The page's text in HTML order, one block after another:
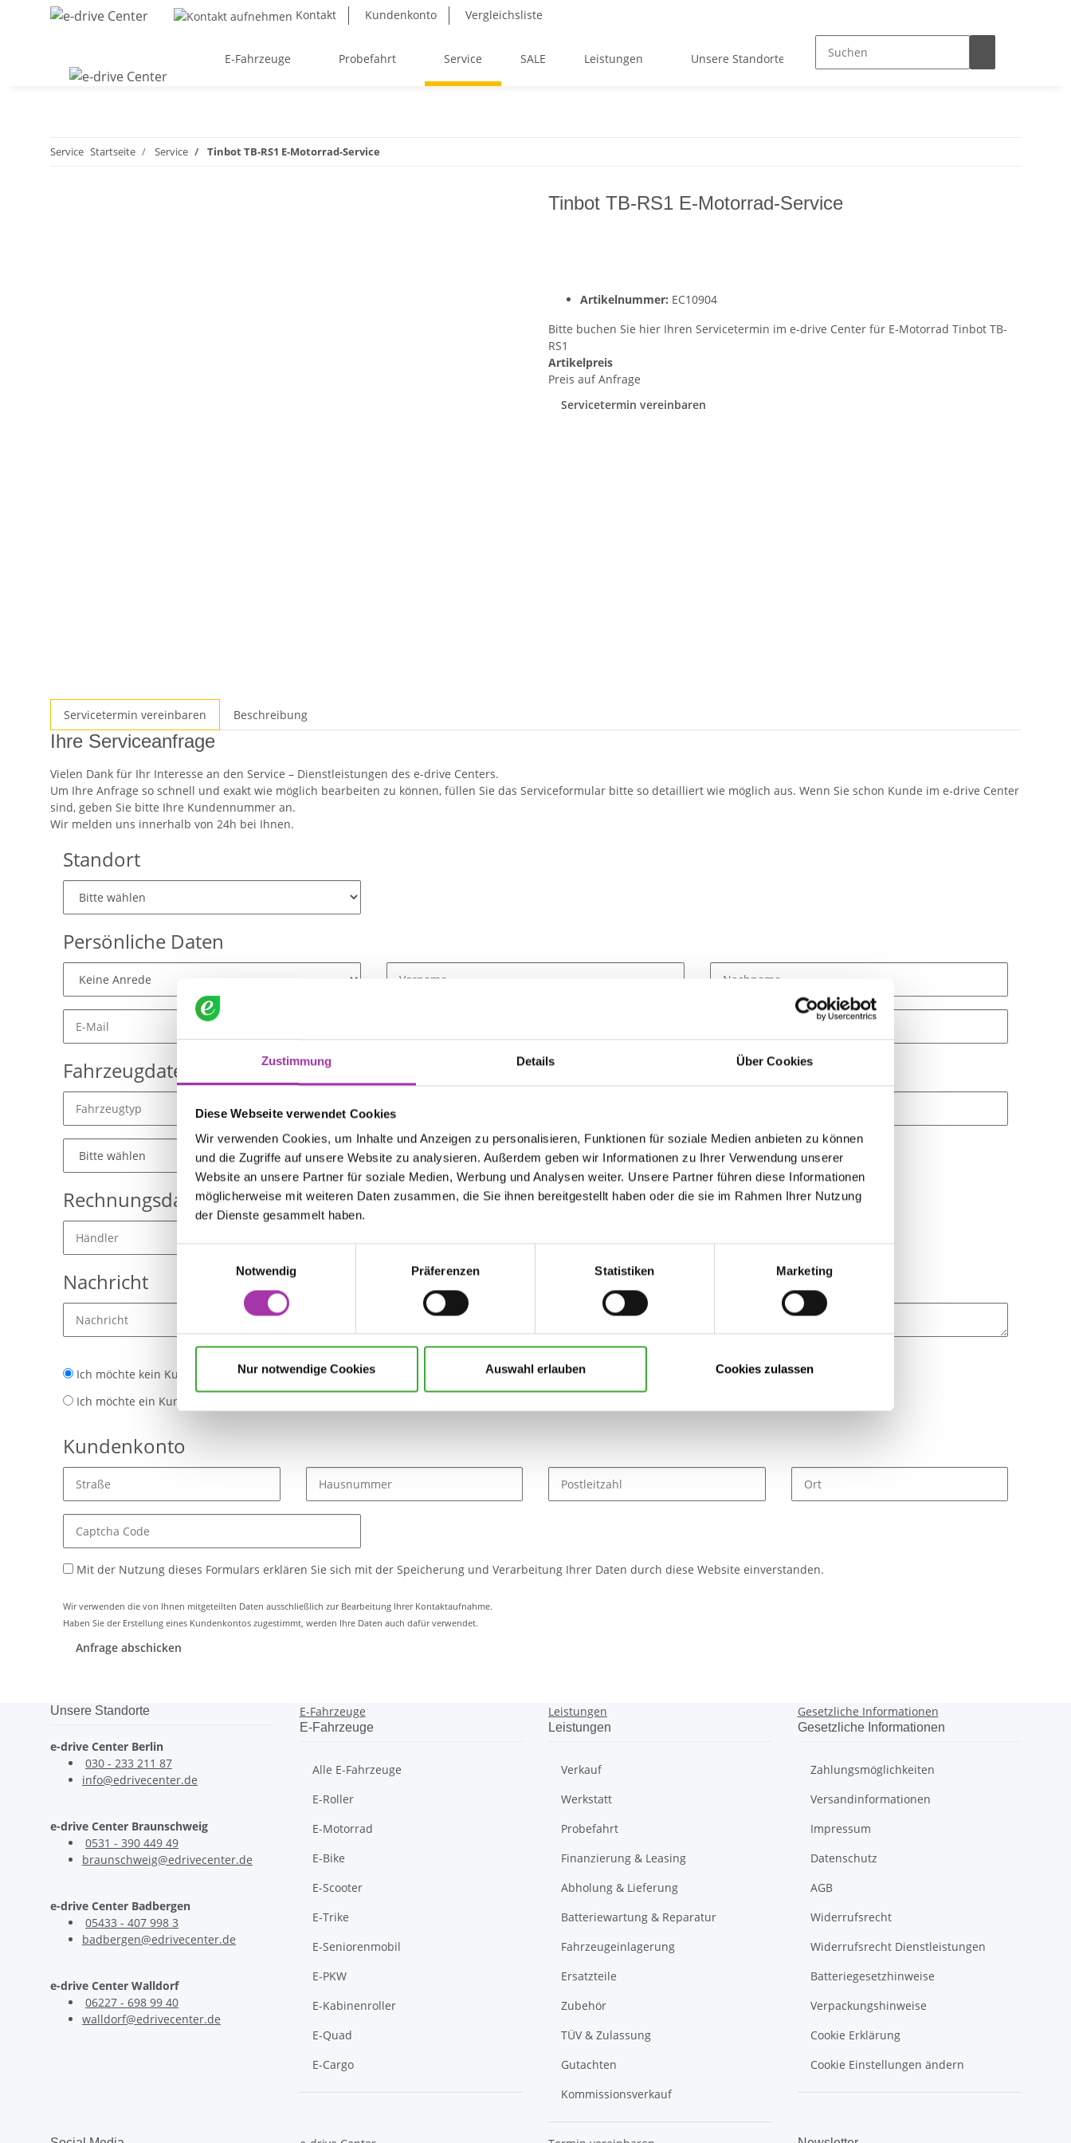
Zustimmung Details Über Cookies
Diese Webseite verwendet Cookies
Wir verwenden Cookies, um Inhalte und Anzeigen zu personalisieren, Funktionen für soziale Medien anbieten zu können
und die Zugriffe auf unsere Website zu analysieren. Außerdem geben wir Informationen zu Ihrer Verwendung unserer
Website an unsere Partner für soziale Medien, Werbung und Analysen weiter. Unsere Partner führen diese Informationen
möglicherweise mit weiteren Daten zusammen, die Sie ihnen bereitgestellt haben oder die sie im Rahmen Ihrer Nutzung
der Dienste gesammelt haben.
Einwilligungsauswahl
Notwendig
Präferenzen Statistiken Marketing
Nur notwendige Cookies Auswahl erlauben Cookies zulassen
Kontakt Kundenkonto Vergleichsliste
E-Fahrzeuge Probefahrt Service SALE Leistungen Unsere Standorte
Service Startseite Service Tinbot TB-RS1 E-Motorrad-Service
Tinbot TB-RS1 E-Motorrad-Service
Artikelnummer: EC10904
Bitte buchen Sie hier Ihren Servicetermin im e-drive Center für E-Motorrad Tinbot TB-
RS1
Artikelpreis
Preis auf Anfrage
Servicetermin vereinbaren
Beschreibung
Servicetermin vereinbaren
Ihre Serviceanfrage
Vielen Dank für Ihr Interesse an den Service – Dienstleistungen des e-drive Centers.
Um Ihre Anfrage so schnell und exakt wie möglich bearbeiten zu können, füllen Sie das Serviceformular bitte so detailliert wie möglich aus. Wenn Sie schon Kunde im e-drive Center
sind, geben Sie bitte Ihre Kundennummer an.
Wir melden uns innerhalb von 24h bei Ihnen.
Standort
Persönliche Daten
Fahrzeugdaten
Rechnungsdaten
Nachricht
Ich möchte kein Kundenkonto anlegen und zunächst nur Informationen zu meiner Anfrage erhalten.
Ich möchte ein Kundenkonto anlegen und die damit verbundenen Vorteile nutzen.
Kundenkonto
Mit der Nutzung dieses Formulars erklären Sie sich mit der Speicherung und Verarbeitung Ihrer Daten durch diese Website einverstanden.
Wir verwenden die von Ihnen mitgeteilten Daten ausschließlich zur Bearbeitung Ihrer Kontaktaufnahme.
Haben Sie der Erstellung eines Kundenkontos zugestimmt, werden Ihre Daten auch dafür verwendet.
Anfrage abschicken
Unsere Standorte
e-drive Center Berlin
030 - 233 211 87
info@edrivecenter.de
e-drive Center Braunschweig
0531 - 390 449 49
braunschweig@edrivecenter.de
e-drive Center Badbergen
05433 - 407 998 3
badbergen@edrivecenter.de
e-drive Center Walldorf
06227 - 698 99 40
walldorf@edrivecenter.de
E-Fahrzeuge
E-Fahrzeuge
Alle E-Fahrzeuge
E-Roller
E-Motorrad
E-Bike
E-Scooter
E-Trike
E-Seniorenmobil
E-PKW
E-Kabinenroller
E-Quad
E-Cargo
Leistungen
Leistungen
Verkauf
Werkstatt
Probefahrt
Finanzierung & Leasing
Abholung & Lieferung
Batteriewartung & Reparatur
Fahrzeugeinlagerung
Ersatzteile
Zubehör
TÜV & Zulassung
Gutachten
Kommissionsverkauf
Gesetzliche Informationen
Gesetzliche Informationen
Zahlungsmöglichkeiten
Versandinformationen
Impressum
Datenschutz
AGB
Widerrufsrecht
Widerrufsrecht Dienstleistungen
Batteriegesetzhinweise
Verpackungshinweise
Cookie Erklärung
Cookie Einstellungen ändern